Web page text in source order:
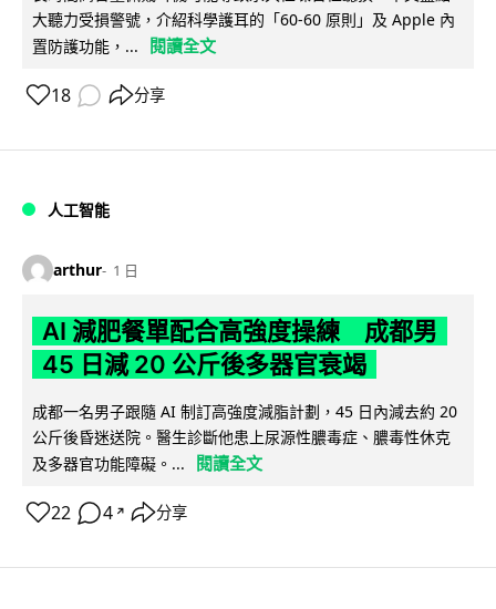
大聽力受損警號，介紹科學護耳的「60-60 原則」及 Apple 內
置防護功能，...
閱讀全文
18 分享
人工智能
arthur 1 日
AI 減肥餐單配合高強度操練 成都男
45 日減 20 公斤後多器官衰竭
成都一名男子跟隨 AI 制訂高強度減脂計劃，45 日內減去約 20
公斤後昏迷送院。醫生診斷他患上尿源性膿毒症、膿毒性休克
及多器官功能障礙。...
閱讀全文
22 4 ↗ 分享